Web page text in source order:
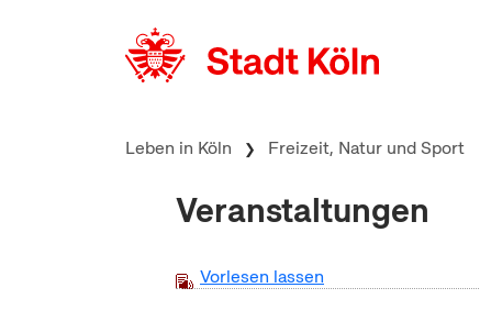
Leben in Köln Freizeit, Natur und Sport
Veranstaltungen
Vorlesen lassen